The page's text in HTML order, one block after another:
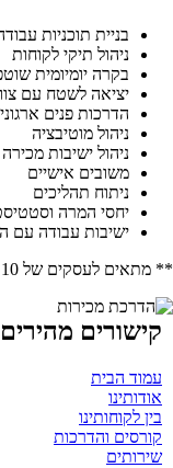
בניית תוכניות
ניהול תיקי לקוחות
בקרה יומיומית
יציאה לשטח עם
הדרכות פנים
ניהול מוטיבציה
ניהול ישיבות מכירה
משובים אישיים
ניתוח תהליכים
יחסי המרה
ישיבות עבודה עם
** מתאים לעסקים של 10 עובדים ומעלה.
קישורים מהירים
עמוד הבית
אודותינו
בין לקוחותינו
קורסים והדרכות
שירותים